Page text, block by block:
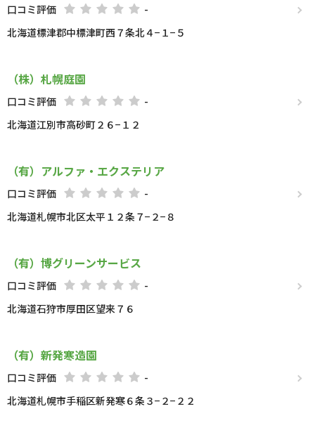
口コミ評価
-
北海道標津郡中標津町西７条北４−１−５
（株）札幌庭園
口コミ評価
-
北海道江別市高砂町２６−１２
（有）アルファ・エクステリア
口コミ評価
-
北海道札幌市北区太平１２条７−２−８
（有）博グリーンサービス
口コミ評価
-
北海道石狩市厚田区望来７６
（有）新発寒造園
口コミ評価
-
北海道札幌市手稲区新発寒６条３−２−２２